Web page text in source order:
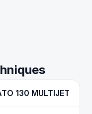
130 MULTIJET